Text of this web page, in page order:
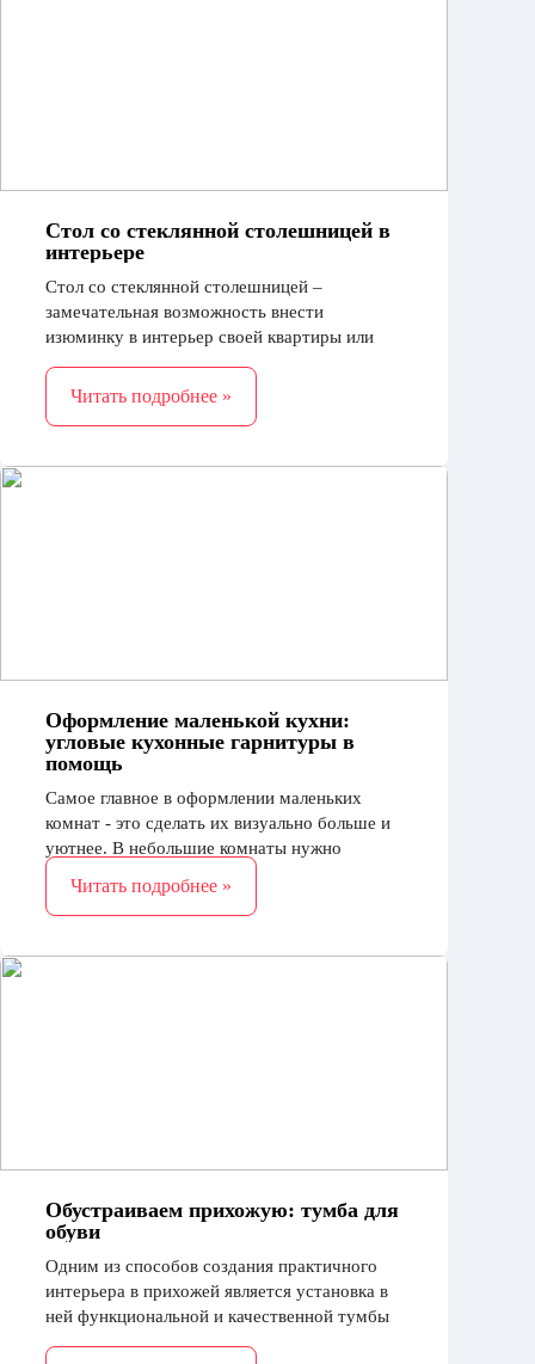
Стол со стеклянной столешницей в
интерьере
Стол со стеклянной столешницей –
замечательная возможность внести
изюминку в интерьер своей квартиры или
дома. Главные достоинства такой мебели –
это практичность и изящество.
Читать подробнее »
Оформление маленькой кухни:
угловые кухонные гарнитуры в
помощь
Самое главное в оформлении маленьких
комнат - это сделать их визуально больше и
уютнее. В небольшие комнаты нужно
пространства очень мало. Самая маленькая
Читать подробнее »
Обустраиваем прихожую: тумба для
обуви
Одним из способов создания практичного
интерьера в прихожей является установка в
ней функциональной и качественной тумбы
под обувь, например, производства